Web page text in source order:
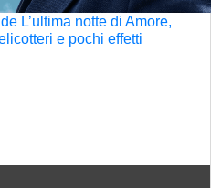
L’ultima notte di Amore,
e pochi effetti